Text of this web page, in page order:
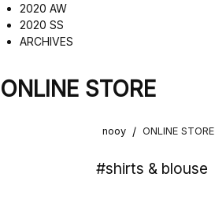
2020 AW
2020 SS
ARCHIVES
ONLINE STORE
nooy / ONLINE STORE
#shirts & blouse